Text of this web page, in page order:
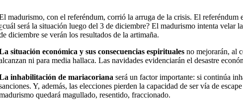
madurismo, con el referéndum, corrió la arruga de la crisis. El
será la situación luego del 3 de diciembre? El madurismo intenta velar
diciembre se verán los resultados de la artimaña.
situación económica y sus consecuencias espirituales no mejorarán, al
ni para media hallaca. Las navidades evidenciarán el desastre
inhabilitación de mariacoriana será un factor importante: si continúa
Y, además, las elecciones pierden la capacidad de ser vía de
quedará magullado, resentido, fraccionado.